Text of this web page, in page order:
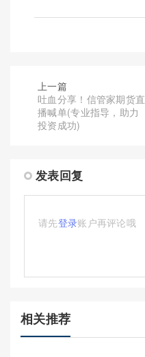
上一篇
吐血分享！信管家期货直
播喊单(专业指导，助力
投资成功)
发表回复
请先登录账户再评论哦
相关推荐